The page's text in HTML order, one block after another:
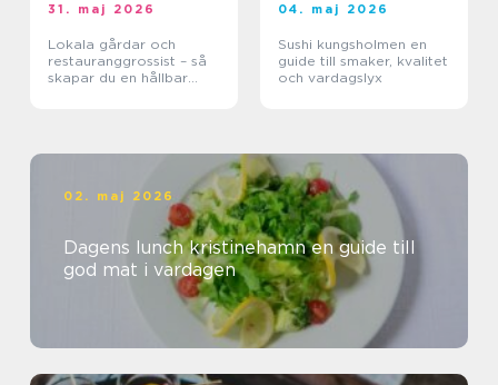
31. maj 2026
Lokala gårdar och
restauranggrossist – så
skapar du en hållbar
04. maj 2026
Sushi kungsholmen en
guide till smaker, kvalitet
och vardagslyx
02. maj 2026
Dagens lunch kristinehamn en guide till
god mat i vardagen